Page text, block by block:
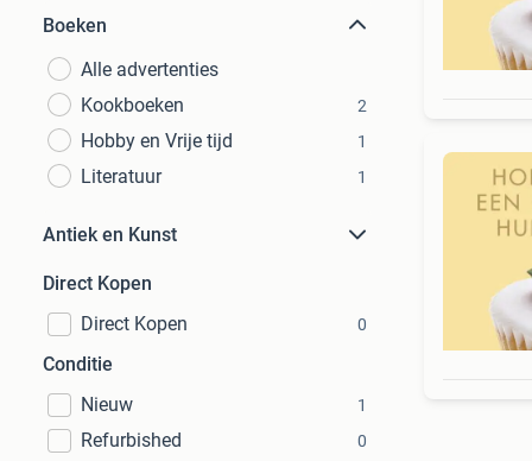
Boeken
Alle advertenties
Kookboeken
2
Hobby en Vrije tijd 1
Literatuur 1
Antiek en Kunst
Direct Kopen
Direct Kopen
0
Conditie
Nieuw
1
Refurbished 0